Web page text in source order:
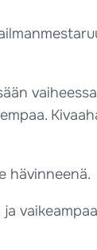
hävinneenä.